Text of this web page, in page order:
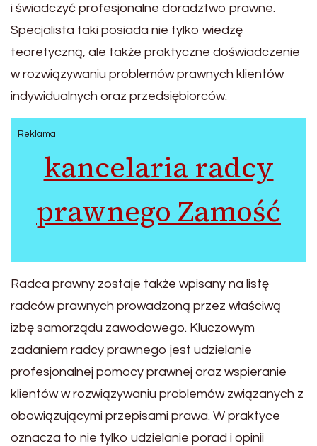
i świadczyć profesjonalne doradztwo prawne.
Specjalista taki posiada nie tylko wiedzę
teoretyczną, ale także praktyczne doświadczenie
w rozwiązywaniu problemów prawnych klientów
indywidualnych oraz przedsiębiorców.
Reklama
kancelaria radcy
prawnego Zamość
Radca prawny zostaje także wpisany na listę
radców prawnych prowadzoną przez właściwą
izbę samorządu zawodowego. Kluczowym
zadaniem radcy prawnego jest udzielanie
profesjonalnej pomocy prawnej oraz wspieranie
klientów w rozwiązywaniu problemów związanych z
obowiązującymi przepisami prawa. W praktyce
oznacza to nie tylko udzielanie porad i opinii